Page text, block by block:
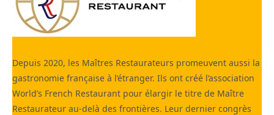
Depuis 2020, les Maîtres Restaurateurs promeuvent aussi la
gastronomie française à l’étranger. Ils ont créé l’association
World’s French Restaurant pour élargir le titre de Maître
Restaurateur au-delà des frontières. Leur dernier congrès